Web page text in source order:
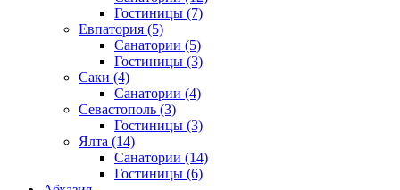
Гостиницы (7)
Евпатория (5)
Санатории (5)
Гостиницы (3)
Саки (4)
Санатории (4)
Севастополь (3)
Гостиницы (3)
Ялта (14)
Санатории (14)
Гостиницы (6)